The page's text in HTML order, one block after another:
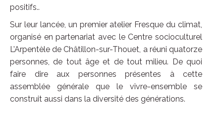
positifs..
Sur leur lancée, un premier atelier Fresque du climat,
organisé en partenariat avec le Centre socioculturel
L’Arpentèle de Châtillon-sur-Thouet, a réuni quatorze
personnes, de tout âge et de tout milieu. De quoi
faire dire aux personnes présentes à cette
assemblée générale que le vivre-ensemble se
construit aussi dans la diversité des générations.